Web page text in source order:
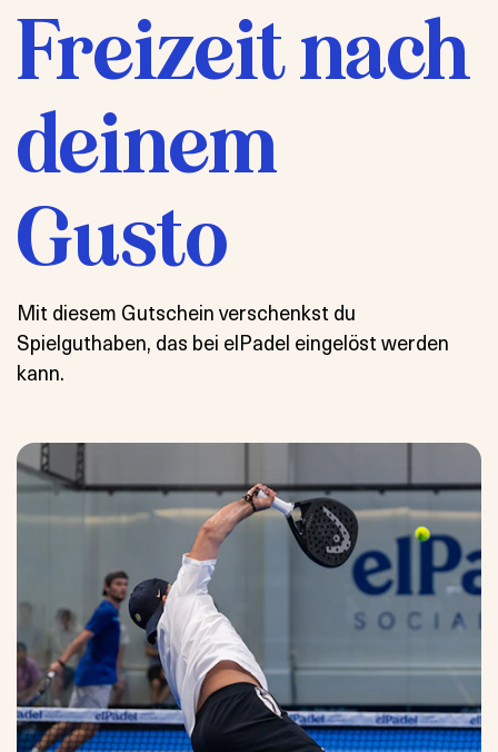
Freizeit nach
deinem
Gusto
Mit diesem Gutschein verschenkst du
Spielguthaben, das bei elPadel eingelöst werden
kann.